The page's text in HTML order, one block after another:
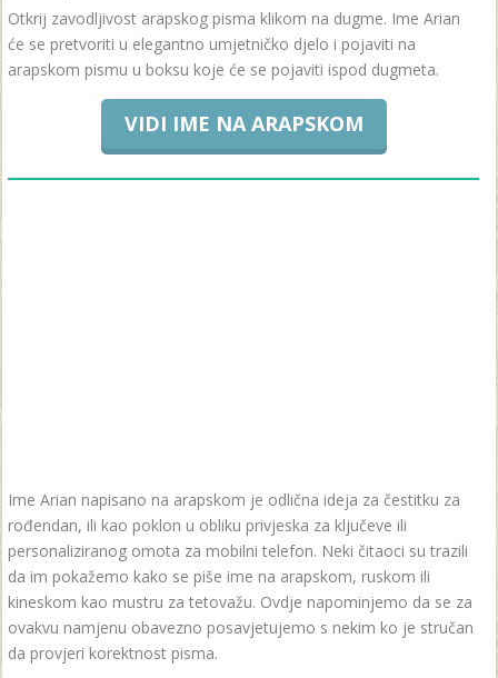
Otkrij zavodljivost arapskog pisma klikom na dugme. Ime Arian
će se pretvoriti u elegantno umjetničko djelo i pojaviti na
arapskom pismu u boksu koje će se pojaviti ispod dugmeta.
VIDI IME NA ARAPSKOM
Ime Arian napisano na arapskom je odlična ideja za čestitku za
rođendan, ili kao poklon u obliku privjeska za ključeve ili
personaliziranog omota za mobilni telefon. Neki čitaoci su trazili
da im pokažemo kako se piše ime na arapskom, ruskom ili
kineskom kao mustru za tetovažu. Ovdje napominjemo da se za
ovakvu namjenu obavezno posavjetujemo s nekim ko je stručan
da provjeri korektnost pisma.